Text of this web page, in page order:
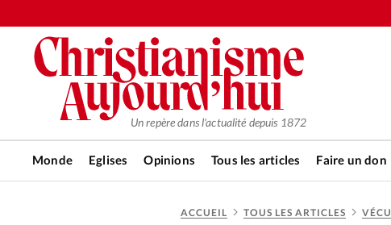
Un repère dans l'actualité depuis 1872
Monde Eglises Opinions Tous les articles Faire un don
ACCUEIL TOUS LES ARTICLES VÉCU